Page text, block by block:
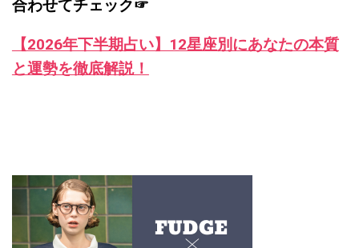
合わせてチェック☞
【2026年下半期占い】12星座別にあなたの本質
と運勢を徹底解説！